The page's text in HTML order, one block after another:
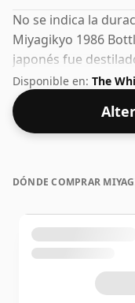
No se indica la
Miyagikyo 1986
japonés fue
puede considerarse
concentración, con
tamaño de
Disponible en: The
DÓNDE COMPRAR